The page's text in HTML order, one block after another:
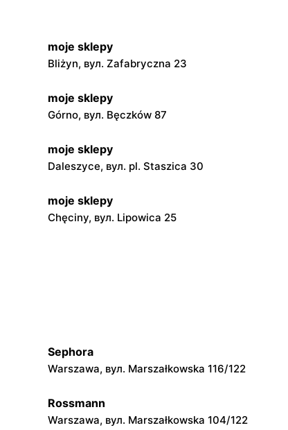
moje sklepy
Bliżyn, вул. Zafabryczna 23
moje sklepy
Górno, вул. Bęczków 87
moje sklepy
Daleszyce, вул. pl. Staszica 30
moje sklepy
Chęciny, вул. Lipowica 25
moje sklepy
Tczew, вул. Franciszka Żwirki 61
moje sklepy
Opole, вул. Grudzicka 45
Sephora
Warszawa, вул. Marszałkowska 116/122
Rossmann
Warszawa, вул. Marszałkowska 104/122